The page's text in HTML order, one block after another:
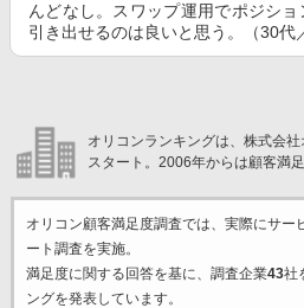
んどなし。スワップ運用でポジシ
引き出せるのは良いと思う。（30代
オリコンランキングは、株式会
スタート。2006年からは顧客満足
オリコン顧客満足度調査では、実際にサー
ート調査を実施。
満足度に関する回答を基に、調査企業43社
ングを発表しています。